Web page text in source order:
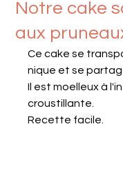
Notre cake
aux
Ce cake se
nique et se
Il est moelleux à
croustillante.
Recette facile.